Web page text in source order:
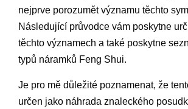
nejprve porozumět významu těchto
Následující průvodce vám poskytne
těchto významech a také poskytne
typů náramků Feng Shui.
Je pro mě důležité poznamenat, že
určen jako náhrada znaleckého